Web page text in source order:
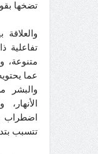
تضخها
والعلاقة
تفاعلية
متنوعة،
عما
والبشر
اضطراب
تتسبب